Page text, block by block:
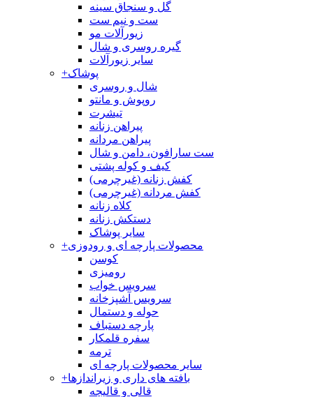
گل و سنجاق سینه
ست و نیم ست
زیورآلات مو
گیره روسری و شال
سایر زیورآلات
+پوشاک
شال و روسری
روپوش و مانتو
تیشرت
پیراهن زنانه
پیراهن مردانه
ست سارافون، دامن و شال
کیف و کوله پشتی
کفش زنانه (غیرچرمی)
کفش مردانه (غیرچرمی)
کلاه زنانه
دستکش زنانه
سایر پوشاک
+محصولات پارچه ای و رودوزی
کوسن
رومیزی
سرویس خواب
سرویس آشپزخانه
حوله و دستمال
پارچه دستباف
سفره قلمکار
ترمه
سایر محصولات پارچه ای
+بافته های داری و زیراندازها
قالی و قالیچه